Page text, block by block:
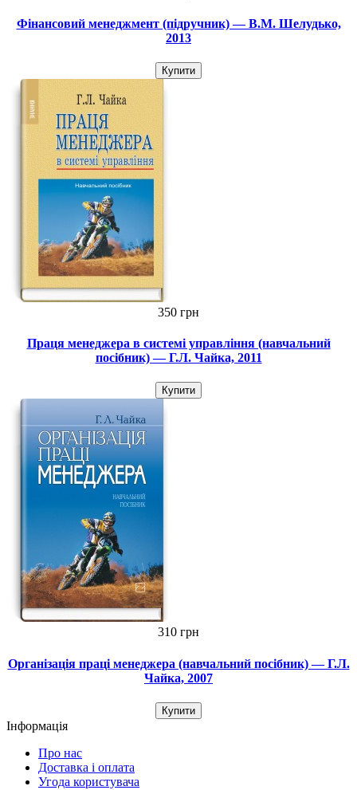
Фінансовий менеджмент (підручник) — В.М. Шелудько,
2013
Купити
350 грн
Праця менеджера в системі управління (навчальний
посібник) — Г.Л. Чайка, 2011
Купити
310 грн
Організація праці менеджера (навчальний посібник) — Г.Л.
Чайка, 2007
Купити
Інформація
Про нас
Доставка і оплата
Угода користувача